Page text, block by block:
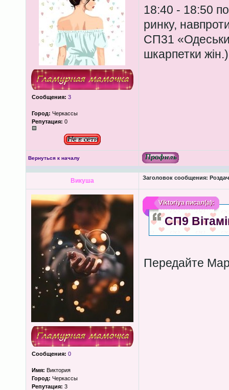
Сообщения: 3
Город: Черкассы
Репутация: 0
18:40 - 18:50
ринку,
СП31
шкарпетки жін.)
Вернуться к началу
Викуша Заголовок сообщения:
Сообщения: 0
Имя: Виктория
Город: Черкассы
Репутация: 3
Viktoriyaписал(а):
СП9
Передайте